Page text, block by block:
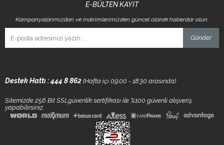
E-BÜLTEN KAYIT
Kampanyalarımızdan ve indirimlerimizden güncel olarak haberdar olun.
Gönder
Destek Hattı : 444 8 862 (Hafta içi 09:00 - 18:30 arasında)
Sitemizde 256 Bit SSLgüvenlik sertifikası ile %100 güvenli alışveriş
yapabilirsiniz.